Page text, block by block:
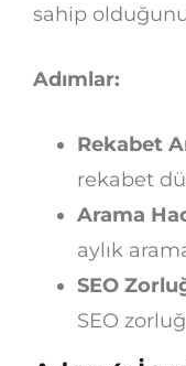
sahip
Adımlar:
Rekabet
rekabet
Arama
aylık
SEO
SEO